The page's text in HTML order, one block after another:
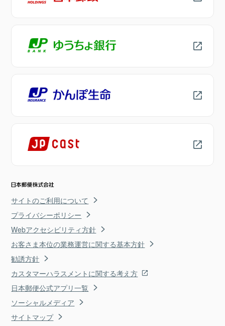
サイトのご利用について
プライバシーポリシー
Webアクセシビリティ方針
お客さま本位の業務運営に関する基本方針
勧誘方針
カスタマーハラスメントに関する考え方
日本郵便公式アプリ一覧
ソーシャルメディア
サイトマップ